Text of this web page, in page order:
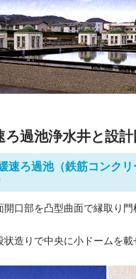
ろ過池浄水井と設
速ろ過池（鉄筋コンク
開口部を凸型曲面で縁取り
状造りで中央に小ドームを